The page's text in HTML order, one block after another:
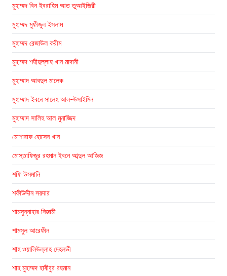
মুহাম্মদ বিন ইবরাহিম আত তুআইজিরী
মুহাম্মদ মুফীজুল ইসলাম
মুহাম্মদ রেজাউল করীম
মুহাম্মদ শহীদুল্লাহ খান মাদানী
মুহাম্মাদ আবদুল মালেক
মুহাম্মাদ ইবনে সালেহ আল-উসাইমিন
মুহাম্মাদ সালিহ আল মুনাজ্জিদ
মোশারাফ হোসেন খান
মোস্তাফিজুর রহমান ইবনে আব্দুল আজিজ
শফি উসমানি
শফীউদ্দীন সরদার
শামসুন্নাহার নিজামী
শামসুল আরেফীন
শাহ ওয়ালিউল্লাহ দেহলভী
শাহ মুহাম্মদ হাবীবুর রহমান